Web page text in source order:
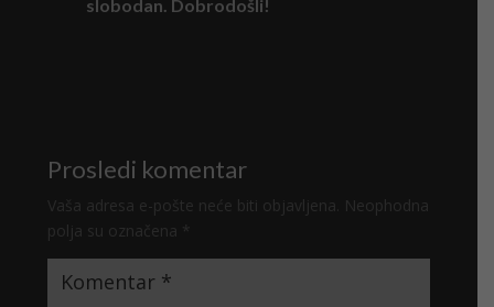
slobodan. Dobrodošli!
Prosledi komentar
Vaša adresa e-pošte neće biti objavljena. Neophodna
polja su označena *